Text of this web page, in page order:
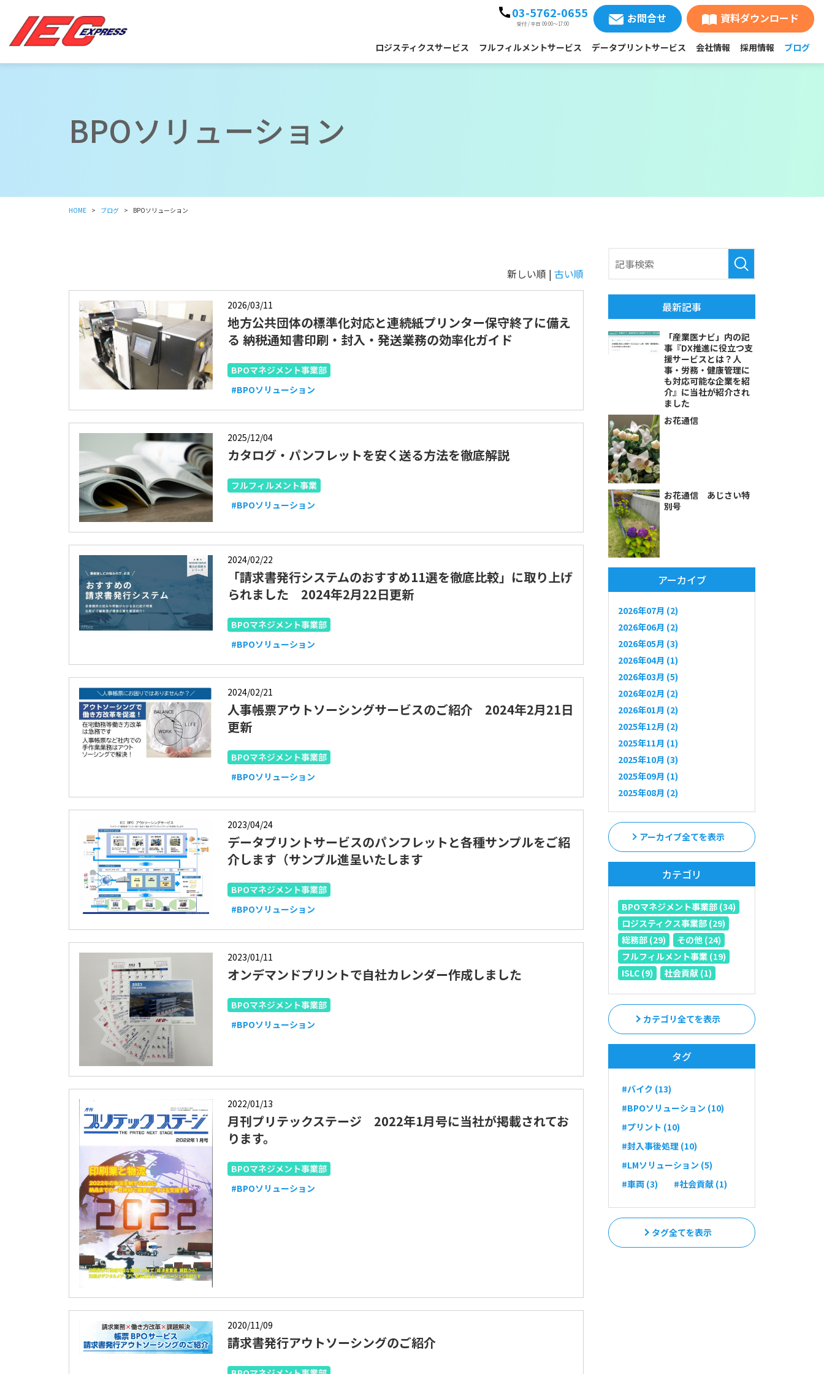
ロジスティクスサービス フルフィルメントサービス データプリントサービス 会社情報 採用情報 ブログ
03-5762-0655
受付 / 平日 09:00〜17:00 お問合せ 資料ダウンロード
BPOソリューション
HOME ブログ BPOソリューション
新しい順 | 古い順
2026/03/11
地方公共団体の標準化対応と連続紙プリンター保守終了に備え
る 納税通知書印刷・封入・発送業務の効率化ガイド
BPOマネジメント事業部
#BPOソリューション
2025/12/04
カタログ・パンフレットを安く送る方法を徹底解説
フルフィルメント事業
#BPOソリューション
2024/02/22
「請求書発行システムのおすすめ11選を徹底比較」に取り上げ
られました 2024年2月22日更新
BPOマネジメント事業部
#BPOソリューション
2024/02/21
人事帳票アウトソーシングサービスのご紹介 2024年2月21日
更新
BPOマネジメント事業部
#BPOソリューション
2023/04/24
データプリントサービスのパンフレットと各種サンプルをご紹
介します（サンプル進呈いたします
BPOマネジメント事業部
#BPOソリューション
2023/01/11
オンデマンドプリントで自社カレンダー作成しました
BPOマネジメント事業部
#BPOソリューション
2022/01/13
月刊プリテックステージ 2022年1月号に当社が掲載されてお
ります。
BPOマネジメント事業部
#BPOソリューション
2020/11/09
請求書発行アウトソーシングのご紹介
最新記事
「産業医ナビ」内の記
事『DX推進に役立つ支
援サービスとは？人
事・労務・健康管理に
も対応可能な企業を紹
介』に当社が紹介され
ました
お花通信
お花通信 あじさい特
別号
アーカイブ
2026年07月 (2)
2026年06月 (2)
2026年05月 (3)
2026年04月 (1)
2026年03月 (5)
2026年02月 (2)
2026年01月 (2)
2025年12月 (2)
2025年11月 (1)
2025年10月 (3)
2025年09月 (1)
2025年08月 (2)
アーカイブ全てを表示
カテゴリ
BPOマネジメント事業部 (34)
ロジスティクス事業部 (29)
総務部 (29)
その他 (24)
フルフィルメント事業 (19)
ISLC (9)
社会貢献 (1)
カテゴリ全てを表示
タグ
#バイク (13)
#BPOソリューション (10)
#プリント (10)
#封入事後処理 (10)
#LMソリューション (5)
#車両 (3)
#社会貢献 (1)
タグ全てを表示